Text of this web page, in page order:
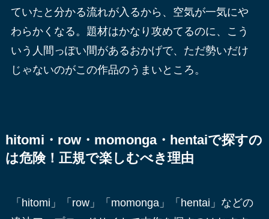
ていたと分かる流れが入るから、空気が一気にや
わらかくなる。題材はかなり攻めてるのに、こう
いう人間っぽい間があるおかげで、ただ勢いだけ
じゃないのがこの作品のうまいところ。
hitomi・row・momonga・hentaiで探すの
は危険！正規で楽しむべき理由
「hitomi」「row」「momonga」「hentai」などの